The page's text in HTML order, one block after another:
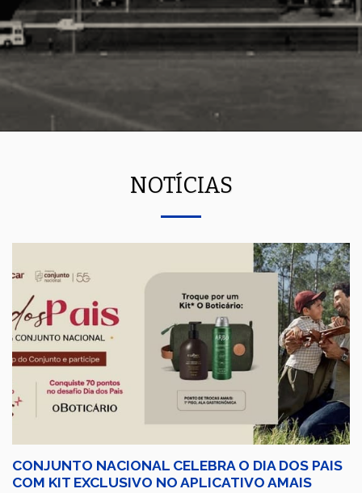
NOTÍCIAS
CONJUNTO NACIONAL CELEBRA O DIA DOS PAIS
COM KIT EXCLUSIVO NO APLICATIVO AMAIS